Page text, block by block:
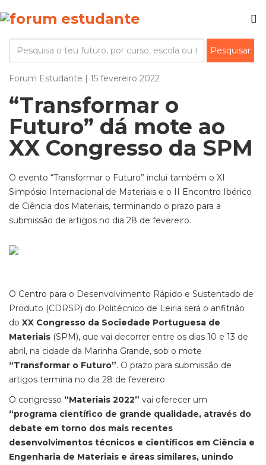
Forum Estudante | 15 fevereiro 2022
“Transformar o
Futuro” dá mote ao
XX Congresso da SPM
O evento “Transformar o Futuro” inclui também o XI
Simpósio Internacional de Materiais e o II Encontro Ibérico
de Ciência dos Materiais, terminando o prazo para a
submissão de artigos no dia 28 de fevereiro.
O Centro para o Desenvolvimento Rápido e Sustentado de
Produto (CDRSP) do Politécnico de Leiria será o anfitrião
do XX Congresso da Sociedade Portuguesa de
Materiais (SPM), que vai decorrer entre os dias 10 e 13 de
abril, na cidade da Marinha Grande, sob o mote
“Transformar o Futuro”. O prazo para submissão de
artigos termina no dia 28 de fevereiro
O congresso “Materiais 2022” vai oferecer um
“programa científico de grande qualidade, através do
debate em torno dos mais recentes
desenvolvimentos técnicos e científicos em Ciência e
Engenharia de Materiais e áreas similares, unindo